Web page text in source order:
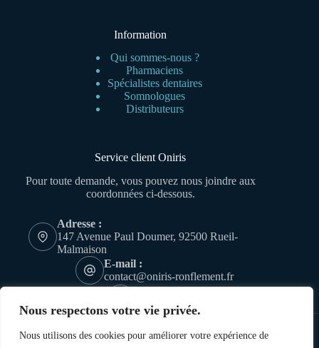
Nous respectons votre vie privée.
Nous utilisons des cookies pour améliorer votre expérience de
Information
Qui sommes-nous ?
Pharmaciens
Spécialistes dentaires
Somnologues
Distributeurs
Service client Oniris
Pour toute demande, vous pouvez nous joindre aux
coordonnées ci-dessous.
Adresse :
147 Avenue Paul Doumer, 92500 Rueil-
Malmaison
E-mail :
contact@oniris-ronflement.fr
01 47 16 17 17